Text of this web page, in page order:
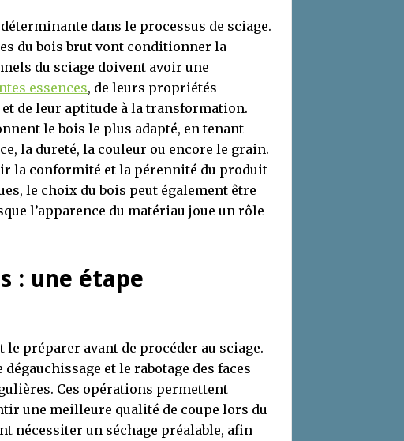
dans le processus de sciage.
du bois brut vont conditionner la
du sciage doivent avoir une
essences, de leurs propriétés
de leur aptitude à la transformation.
le bois le plus adapté, en tenant
la dureté, la couleur ou encore le grain.
la conformité et la pérennité du produit
le choix du bois peut également être
l’apparence du matériau joue un rôle
: une étape
préparer avant de procéder au sciage.
et le rabotage des faces
Ces opérations permettent
une meilleure qualité de coupe lors du
nécessiter un séchage préalable, afin